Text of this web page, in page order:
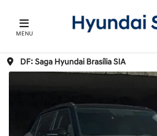
MENU
DF: Saga Hyundai Brasília SIA